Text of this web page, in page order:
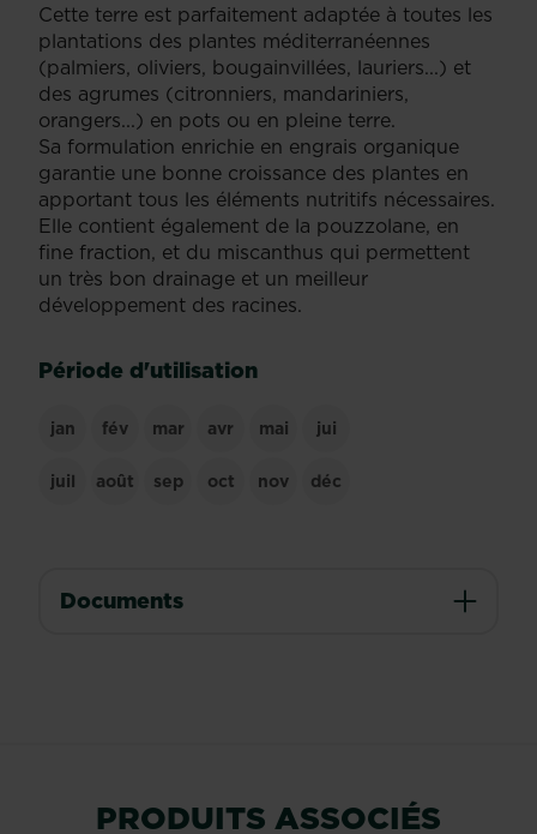
Cette terre est parfaitement adaptée à toutes les
plantations des plantes méditerranéennes
(palmiers, oliviers, bougainvillées, lauriers...) et
des agrumes (citronniers, mandariniers,
orangers...) en pots ou en pleine terre.
Sa formulation enrichie en engrais organique
garantie une bonne croissance des plantes en
apportant tous les éléments nutritifs nécessaires.
Elle contient également de la pouzzolane, en
fine fraction, et du miscanthus qui permettent
un très bon drainage et un meilleur
développement des racines.
Période d'utilisation
jan fév mar avr mai jui
juil août sep oct nov déc
Documents
PRODUITS ASSOCIÉS